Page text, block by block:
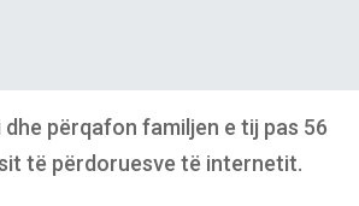
përqafon familjen e tij pas 56
të përdoruesve të internetit.